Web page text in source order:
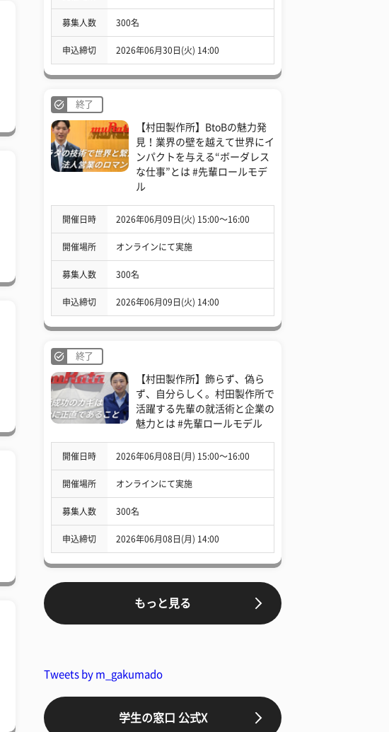
募集人数 300名
申込締切 2026年06月30日(火) 14:00
終了
【村田製作所】BtoBの魅力発
見！業界の壁を越えて世界にイ
ンパクトを与える“ボーダレス
な仕事”とは #先輩ロールモデ
ル
開催日時 2026年06月09日(火) 15:00〜16:00
開催場所 オンラインにて実施
募集人数 300名
申込締切 2026年06月09日(火) 14:00
終了
【村田製作所】飾らず、偽ら
ず、自分らしく。村田製作所で
活躍する先輩の就活術と企業の
魅力とは #先輩ロールモデル
開催日時 2026年06月08日(月) 15:00〜16:00
開催場所 オンラインにて実施
募集人数 300名
申込締切 2026年06月08日(月) 14:00
もっと見る
Tweets by m_gakumado
学生の窓口 公式X